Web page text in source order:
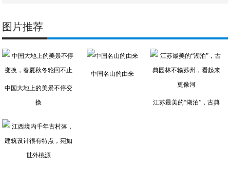
图片推荐
中国大地上的美景不停变
换
中国名山的由来
江苏最美的“湖泊”，古典